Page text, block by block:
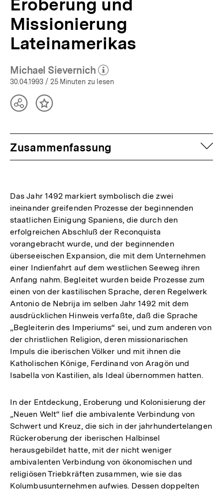
Eroberung und
Missionierung
Lateinamerikas
Michael Sievernich
(Mehr zum Autor)
öffnen
30.04.1993 / 25 Minuten zu lesen
TeilenInhalt
Zusammenfassung
Das Jahr 1492 markiert symbolisch die zwei
ineinander greifenden Prozesse der beginnenden
staatlichen Einigung Spaniens, die durch den
erfolgreichen Abschluß der Reconquista
vorangebracht wurde, und der beginnenden
überseeischen Expansion, die mit dem Unternehmen
einer Indienfahrt auf dem westlichen Seeweg ihren
Anfang nahm. Begleitet wurden beide Prozesse zum
einen von der kastilischen Sprache, deren Regelwerk
Antonio de Nebrija im selben Jahr 1492 mit dem
ausdrücklichen Hinweis verfaßte, daß die Sprache
„Begleiterin des Imperiums“ sei, und zum anderen von
der christlichen Religion, deren missionarischen
Impuls die iberischen Völker und mit ihnen die
Katholischen Könige, Ferdinand von Aragön und
Isabella von Kastilien, als Ideal übernommen hatten.
In der Entdeckung, Eroberung und Kolonisierung der
„Neuen Welt“ lief die ambivalente Verbindung von
Schwert und Kreuz, die sich in der jahrhundertelangen
Rückeroberung der iberischen Halbinsel
herausgebildet hatte, mit der nicht weniger
ambivalenten Verbindung von ökonomischen und
religiösen Triebkräften zusammen, wie sie das
Kolumbusunternehmen aufwies. Dessen doppelten